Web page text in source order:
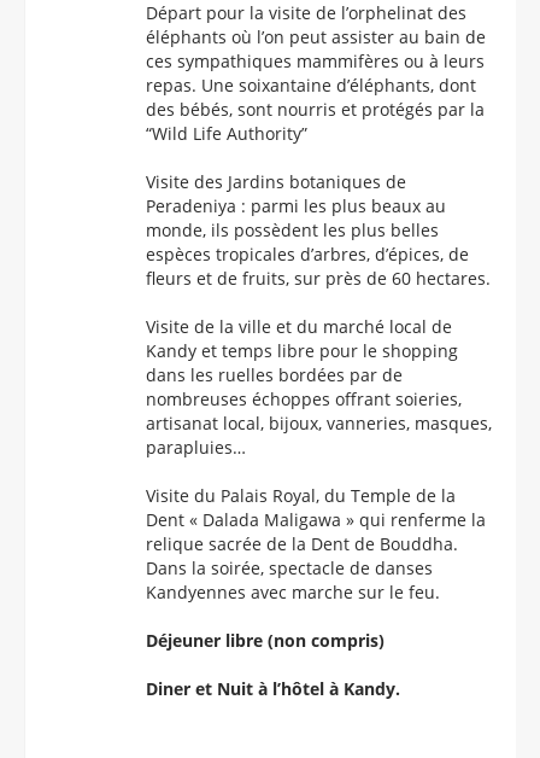
Départ pour la visite de l’orphelinat des
éléphants où l’on peut assister au bain de
ces sympathiques mammifères ou à leurs
repas. Une soixantaine d’éléphants, dont
des bébés, sont nourris et protégés par la
“Wild Life Authority”
Visite des Jardins botaniques de
Peradeniya : parmi les plus beaux au
monde, ils possèdent les plus belles
espèces tropicales d’arbres, d’épices, de
fleurs et de fruits, sur près de 60 hectares.
Visite de la ville et du marché local de
Kandy et temps libre pour le shopping
dans les ruelles bordées par de
nombreuses échoppes offrant soieries,
artisanat local, bijoux, vanneries, masques,
parapluies…
Visite du Palais Royal, du Temple de la
Dent « Dalada Maligawa » qui renferme la
relique sacrée de la Dent de Bouddha.
Dans la soirée, spectacle de danses
Kandyennes avec marche sur le feu.
Déjeuner libre (non compris)
Diner et Nuit à l’hôtel à Kandy.